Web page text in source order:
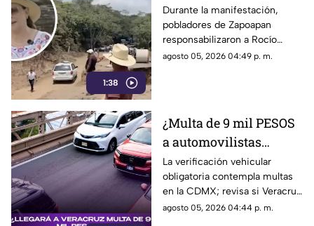
1:38
abandono de
importante obra en
Catemaco; exigen
solución de Rocío
Durante la manifestación,
pobladores de Zapoapan
responsabilizaron a Rocío
Nahle por no mantener un
agosto 05, 2026 04:49 p. m.
¿Multa de 9 mil PESOS
a automovilistas
llegará a Veracruz?
Esto se sabe
La verificación vehicular
obligatoria contempla multas
en la CDMX; revisa si Veracruz
está incluido.
agosto 05, 2026 04:44 p. m.